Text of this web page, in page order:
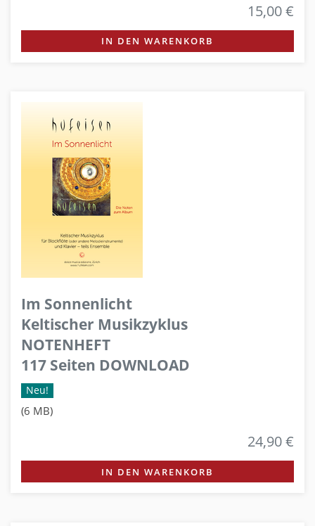
15,00 €
IN DEN WARENKORB
Im Sonnenlicht
Keltischer Musikzyklus
NOTENHEFT
117 Seiten DOWNLOAD
Neu!
(6 MB)
24,90 €
IN DEN WARENKORB